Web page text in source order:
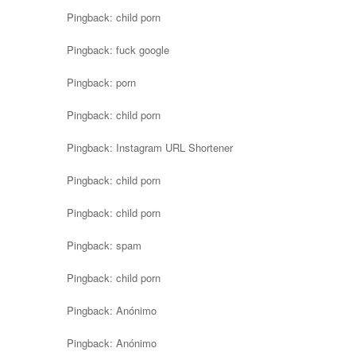
Pingback: child porn
Pingback: fuck google
Pingback: porn
Pingback: child porn
Pingback: Instagram URL Shortener
Pingback: child porn
Pingback: child porn
Pingback: spam
Pingback: child porn
Pingback: Anónimo
Pingback: Anónimo